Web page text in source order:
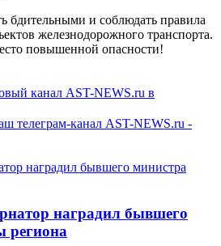
бдительными и соблюдать правила
железнодорожного транспорта.
повышенной опасности!
канал AST-NEWS.ru в
телеграм-канал AST-NEWS.ru -
наградил бывшего
региона